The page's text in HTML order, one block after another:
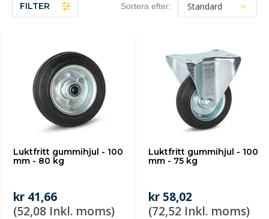
FILTER Sortera efter:
Luktfritt gummihjul - 100
mm - 80 kg
kr 41,66
(52,08 Inkl. moms)
Luktfritt gummihjul - 100
mm - 75 kg
kr 58,02
(72,52 Inkl. moms)